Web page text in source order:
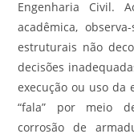
Engenharia Civil.
acadêmica,
estruturais não
decisões
execução ou uso da
“fala” por meio
corrosão de